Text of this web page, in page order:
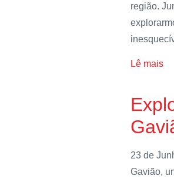
região.
Lê mais
23 de
Gavião,